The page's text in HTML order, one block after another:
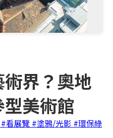
界？奧地
美術館
#看展覽 #塗鴉/光影 #環保綠